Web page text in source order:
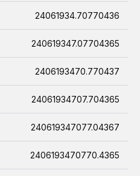
24061934.70770436
240619347.07704365
2406193470.770437
24061934707.704365
240619347077.04367
2406193470770.4365